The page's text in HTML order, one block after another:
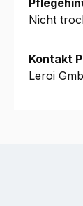
Nicht
Kontakt
Leroi